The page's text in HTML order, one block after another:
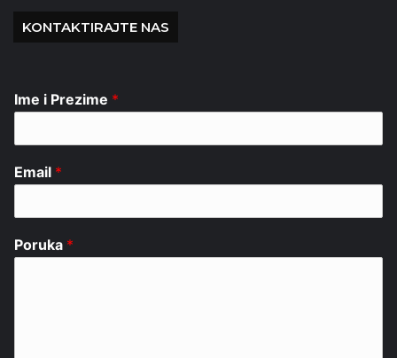
KONTAKTIRAJTE NAS
Ime i Prezime *
Email *
Poruka *